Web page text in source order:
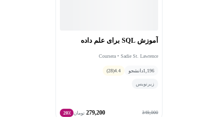
آموزش SQL برای علم داده
Coursera • Sadie St. Lawrence
1,196دانشجو 4.4
(28)
زیرنویس
349,000
279,200 تومان 20٪